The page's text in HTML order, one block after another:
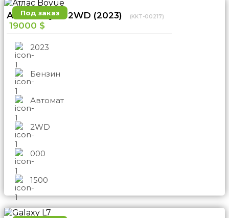
Под заказ
Атлас Boyue 2WD (2023) (KKT-00217)
19000 $
2023
Бензин
Автомат
2WD
000
1500